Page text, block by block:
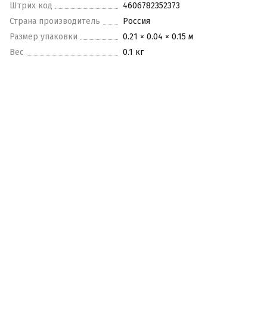
Штрих код
4606782352373
Страна производитель
Россия
Размер упаковки
0.21 × 0.04 × 0.15 м
Вес
0.1 кг